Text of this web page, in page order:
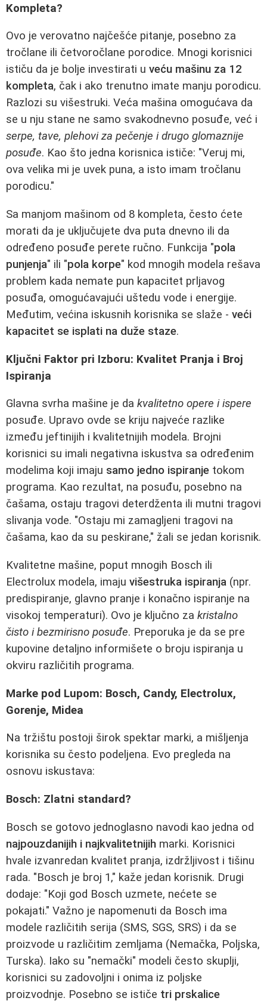
Kompleta?
Ovo je verovatno najčešće pitanje, posebno za
tročlane ili četvoročlane porodice. Mnogi korisnici
ističu da je bolje investirati u veću mašinu za 12
kompleta, čak i ako trenutno imate manju porodicu.
Razlozi su višestruki. Veća mašina omogućava da
se u nju stane ne samo svakodnevno posuđe, već i
serpe, tave, plehovi za pečenje i drugo glomaznije
posuđe. Kao što jedna korisnica ističe: "Veruj mi,
ova velika mi je uvek puna, a isto imam tročlanu
porodicu."
Sa manjom mašinom od 8 kompleta, često ćete
morati da je uključujete dva puta dnevno ili da
određeno posuđe perete ručno. Funkcija "pola
punjenja" ili "pola korpe" kod mnogih modela rešava
problem kada nemate pun kapacitet prljavog
posuđa, omogućavajući uštedu vode i energije.
Međutim, većina iskusnih korisnika se slaže - veći
kapacitet se isplati na duže staze.
Ključni Faktor pri Izboru: Kvalitet Pranja i Broj
Ispiranja
Glavna svrha mašine je da kvalitetno opere i ispere
posuđe. Upravo ovde se kriju najveće razlike
između jeftinijih i kvalitetnijih modela. Brojni
korisnici su imali negativna iskustva sa određenim
modelima koji imaju samo jedno ispiranje tokom
programa. Kao rezultat, na posuđu, posebno na
čašama, ostaju tragovi deterdženta ili mutni tragovi
slivanja vode. "Ostaju mi zamagljeni tragovi na
čašama, kao da su peskirane," žali se jedan korisnik.
Kvalitetne mašine, poput mnogih Bosch ili
Electrolux modela, imaju višestruka ispiranja (npr.
predispiranje, glavno pranje i konačno ispiranje na
visokoj temperaturi). Ovo je ključno za kristalno
čisto i bezmirisno posuđe. Preporuka je da se pre
kupovine detaljno informišete o broju ispiranja u
okviru različitih programa.
Marke pod Lupom: Bosch, Candy, Electrolux,
Gorenje, Midea
Na tržištu postoji širok spektar marki, a mišljenja
korisnika su često podeljena. Evo pregleda na
osnovu iskustava:
Bosch: Zlatni standard?
Bosch se gotovo jednoglasno navodi kao jedna od
najpouzdanijih i najkvalitetnijih marki. Korisnici
hvale izvanredan kvalitet pranja, izdržljivost i tišinu
rada. "Bosch je broj 1," kaže jedan korisnik. Drugi
dodaje: "Koji god Bosch uzmete, nećete se
pokajati." Važno je napomenuti da Bosch ima
modele različitih serija (SMS, SGS, SRS) i da se
proizvode u različitim zemljama (Nemačka, Poljska,
Turska). Iako su "nemački" modeli često skuplji,
korisnici su zadovoljni i onima iz poljske
proizvodnje. Posebno se ističe tri prskalice